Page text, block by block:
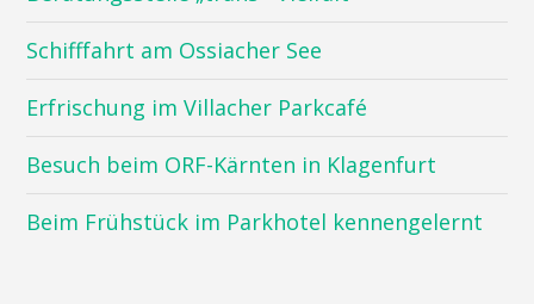
Schifffahrt am Ossiacher See
Erfrischung im Villacher Parkcafé
Besuch beim ORF-Kärnten in Klagenfurt
Beim Frühstück im Parkhotel kennengelernt